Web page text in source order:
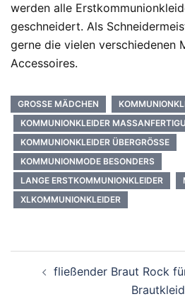
werden alle
geschneidert. Als
gerne die vielen verschiedenen
Accessoires.
GROSSE MÄDCHEN
KOMMUNIONKLEIDER
KOMMUNIONKLEIDER ÜBERGRÖSSE
KOMMUNIONMODE BESONDERS
LANGE ERSTKOMMUNIONKLEIDER
XLKOMMUNIONKLEIDER
fließender Braut Rock
Brautkleid